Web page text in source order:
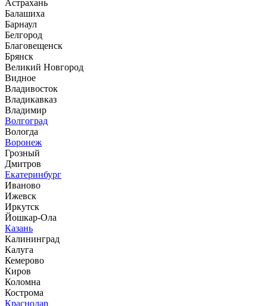
Астрахань
Балашиха
Барнаул
Белгород
Благовещенск
Брянск
Великий Новгород
Видное
Владивосток
Владикавказ
Владимир
Волгоград
Вологда
Воронеж
Грозный
Дмитров
Екатеринбург
Иваново
Ижевск
Иркутск
Йошкар-Ола
Казань
Калининград
Калуга
Кемерово
Киров
Коломна
Кострома
Краснодар